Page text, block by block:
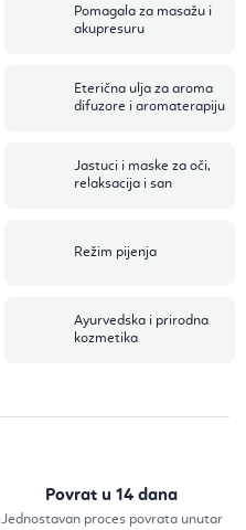
Pomagala za masažu i
akupresuru
Eterična ulja za aroma
difuzore i aromaterapiju
Jastuci i maske za oči,
relaksacija i san
Režim pijenja
Ayurvedska i prirodna
kozmetika
Povrat u 14 dana
Jednostavan proces povrata unutar